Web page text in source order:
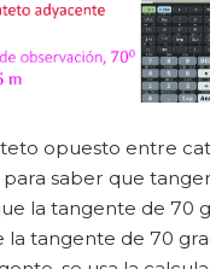
opuesto entre
saber que
la tangente de 70
la tangente de 70